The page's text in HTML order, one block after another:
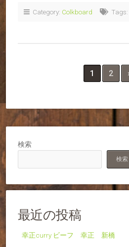
Category: Colkboard Tags:
1 2
検索
検索
最近の投稿
幸正curry ビーフ 幸正 新橋